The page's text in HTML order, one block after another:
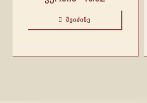
ᲨᲔᲘᲫᲘᲜᲔ